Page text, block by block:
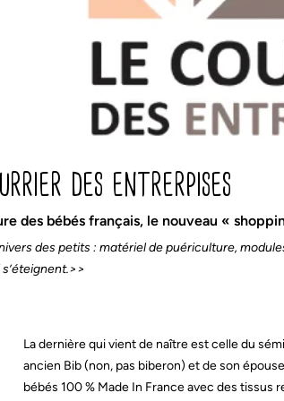
Bavoir à manches
Lange & Maxi-lange
Lingettes lavables
eveil et jeux
Doudou
Jouet d'éveil
Tapis de motricité
mode et accessoires
Poncho de pluie
Protège carnet de santé
Protège livret de famille
Jouet de bain
Lange & Maxi-lange
Linge de lit adulte
n
Nid d'ange
des entrerpises
des bébés français, le nouveau «
des petits : matériel de puériculture,
La dernière qui vient de naître est celle du
ancien Bib (non, pas biberon) et de son
bébés 100 % Made In France avec des